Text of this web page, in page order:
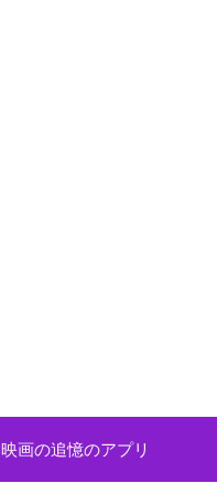
映画の追憶のアプリ